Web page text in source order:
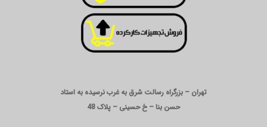
تهران – بزرگراه رسالت شرق به غرب نرسیده به استاد
حسن بنا – خ حسینی – پلاک 48